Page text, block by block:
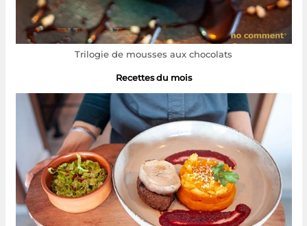
Trilogie de mousses aux chocolats
Recettes du mois